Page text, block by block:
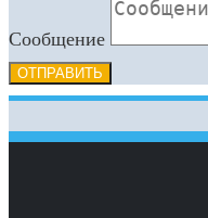
Сообщение
ОТПРАВИТЬ